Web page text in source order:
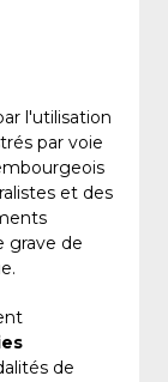
l'utilisation
par voie
et des
grave de
de